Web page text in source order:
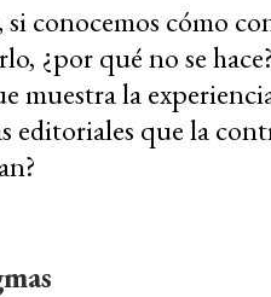
si conocemos cómo
¿por qué no se
muestra la
editoriales que la